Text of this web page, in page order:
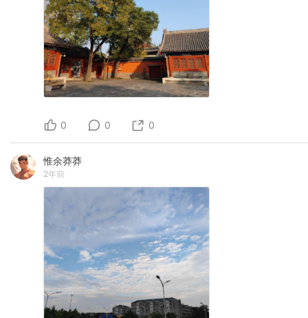
0 0 0
惟余莽莽
2年前